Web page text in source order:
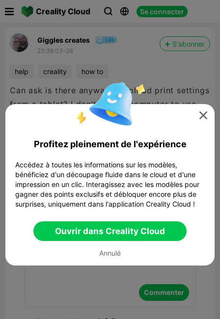
Creality Cloud   Se connecter
Giggles creates
23:38 03-29
S'abonner
help creality how to
Can ask is there anyway to upload print settings
from a tablet? I don’t have a computer to use
and would really like to be able to do this. Any
14.49MB Lier un modèle
 Signaler 3  1
Commentaires
Commenter

Profitez pleinement de l'expérience
Accédez à toutes les informations sur les modèles,
bénéficiez d'un découpage fluide dans le cloud et d'une
impression en un clic. Interagissez avec les modèles pour
gagner des points exclusifs et débloquer encore plus de
surprises, uniquement dans l'application Creality Cloud !
Ouvrir dans Creality Cloud
Annulé